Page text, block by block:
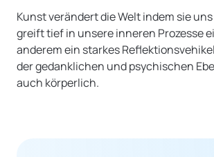
Kunst verändert die Welt indem sie
greift tief in unsere inneren Prozesse
anderem ein starkes
der gedanklichen und psychischen
auch körperlich.